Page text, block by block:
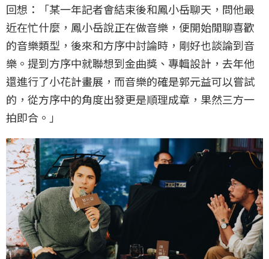
回想：「某一年記者會結束後和鳳小岳聊天，問他最
近在忙什麼，鳳小岳說正在做音樂，便開始閒聊喜歡
的音樂類型，後來和方序中討論時，剛好也談論到音
樂。提到方序中就聯想到金曲獎、專輯設計，去年他
還進行了小花計畫展，而音樂的確是郭元益可以嘗試
的，從方序中的角度出發更是順理成章，果然三方一
拍即合。」